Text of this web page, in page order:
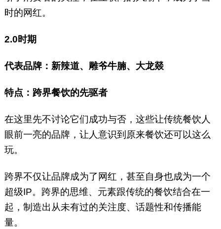
时的网红。
2.0时期
代表品牌：新辣道、雕爷牛腩、大龙燚
特点：跨界餐饮的先驱者
在这里先不讨论它们成功与否，这些让传统餐饮人
眼前一亮的品牌，让人意识到原来餐饮还可以这么
玩。
跨界不仅让品牌成为了网红，甚至自身也成为一个
超级IP。跨界的思维、元素跟传统的餐饮结合在一
起，制造出从未有过的关注度、话题性和传播能
量。